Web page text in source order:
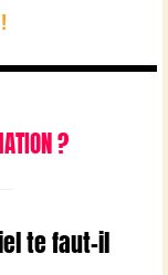
?
te faut-il